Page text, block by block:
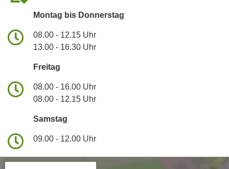
Montag bis Donnerstag
08.00 - 12.15 Uhr
13.00 - 16.30 Uhr
Freitag
08.00 - 16.00 Uhr
08.00 - 12.15 Uhr
Samstag
09.00 - 12.00 Uhr